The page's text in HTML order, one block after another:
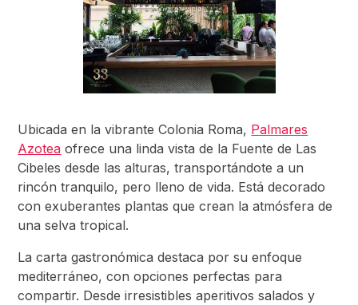
Ubicada en la vibrante Colonia Roma, Palmares
Azotea ofrece una linda vista de la Fuente de Las
Cibeles desde las alturas, transportándote a un
rincón tranquilo, pero lleno de vida. Está decorado
con exuberantes plantas que crean la atmósfera de
una selva tropical.
La carta gastronómica destaca por su enfoque
mediterráneo, con opciones perfectas para
compartir. Desde irresistibles aperitivos salados y